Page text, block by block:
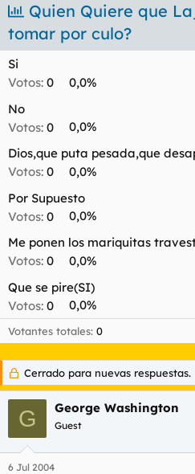
i
c
i
a
o
d
e
t
e
a
c
h
d
o
Quien Quiere que
tomar por culo?
Si
Votos: 0
0,0%
No
Votos: 0
0,0%
Dios,que puta pesada,que
Votos: 0
0,0%
Por Supuesto
Votos: 0
0,0%
Me ponen los mariquitas
Votos: 0
0,0%
Que se pire(SI)
Votos: 0 0,0%
Votantes totales 0
Cerrado para nuevas respuestas.
G George Washington
Guest
6 Jul 2004